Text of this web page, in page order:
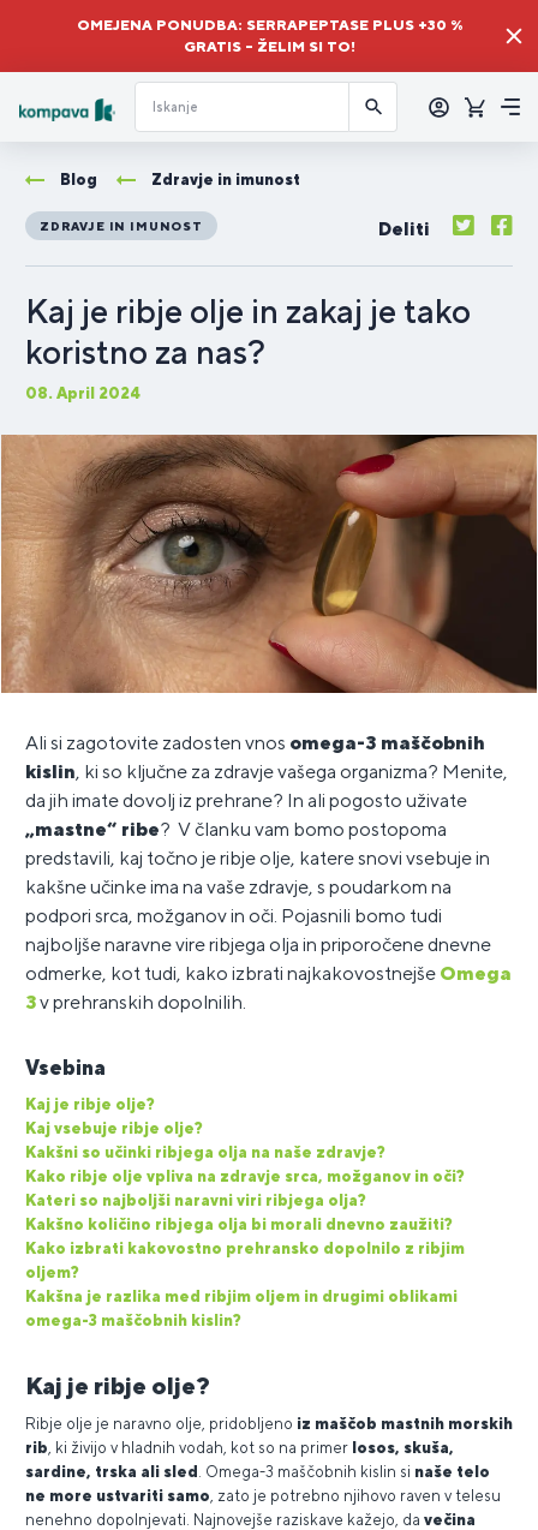
OMEJENA PONUDBA: SERRAPEPTASE PLUS +30 %
GRATIS – ŽELIM SI TO!
Blog Zdravje in imunost
ZDRAVJE IN IMUNOST Deliti
Kaj je ribje olje in zakaj je tako
koristno za nas?
08. April 2024
Ali si zagotovite zadosten vnos omega-3 maščobnih
kislin, ki so ključne za zdravje vašega organizma? Menite,
da jih imate dovolj iz prehrane? In ali pogosto uživate
„mastne“ ribe? V članku vam bomo postopoma
predstavili, kaj točno je ribje olje, katere snovi vsebuje in
kakšne učinke ima na vaše zdravje, s poudarkom na
podpori srca, možganov in oči. Pojasnili bomo tudi
najboljše naravne vire ribjega olja in priporočene dnevne
odmerke, kot tudi, kako izbrati najkakovostnejše Omega
3v prehranskih dopolnilih
Vsebina
Kaj je ribje olje?
Kaj vsebuje ribje olje?
Kakšni so učinki ribjega olja na naše zdravje?
Kako ribje olje vpliva na zdravje srca, možganov in oči?
Kateri so najboljši naravni viri ribjega olja?
Kakšno količino ribjega olja bi morali dnevno zaužiti?
Kako izbrati kakovostno prehransko dopolnilo z ribjim
oljem?
Kakšna je razlika med ribjim oljem in drugimi oblikami
omega-3 maščobnih kislin?
Kaj je ribje olje?
Ribje olje je naravno olje, pridobljeno iz maščob mastnih morskih
rib , ki živijo v hladnih vodah, kot so na primer losos, skuša,
sardine, trska ali sled . Omega-3 maščobnih kislin si naše telo
ne more ustvariti samo , zato je potrebno njihovo raven v telesu
nenehno dopolnjevati. Najnovejše raziskave kažejo, da večina